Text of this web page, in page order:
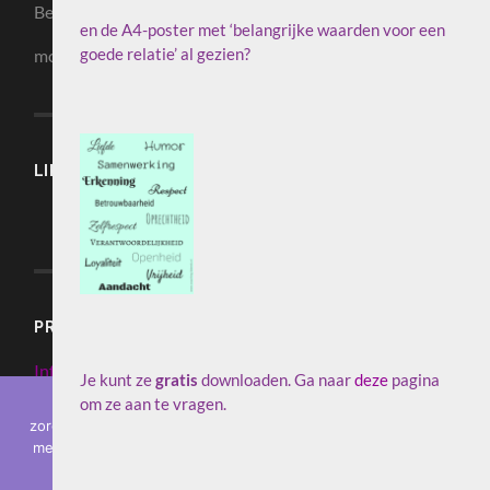
Bezoekadres: Roderweg 88, 9311 PB NIeuw-Roden
mobiel: 06 36 26 90 13
LIKE ‘COACHING – IK BEN IK’ OP FACEBOOK
PRIVACY EN COOKIES
Informatie over Privacy en Cookies
en de A4-poster met ‘belangrijke waarden voor een
goede relatie’ al gezien?
Je kunt zegratis downloaden. Ga naardeze pagina
om ze aan te vragen.
Op deze website worden cookies gebruikt om ervoor te
zorgen, dat de website zo goed mogelijk werkt. Als u doorgaat
met het gebruik van de site gaan we er van uit, dat u hiermee